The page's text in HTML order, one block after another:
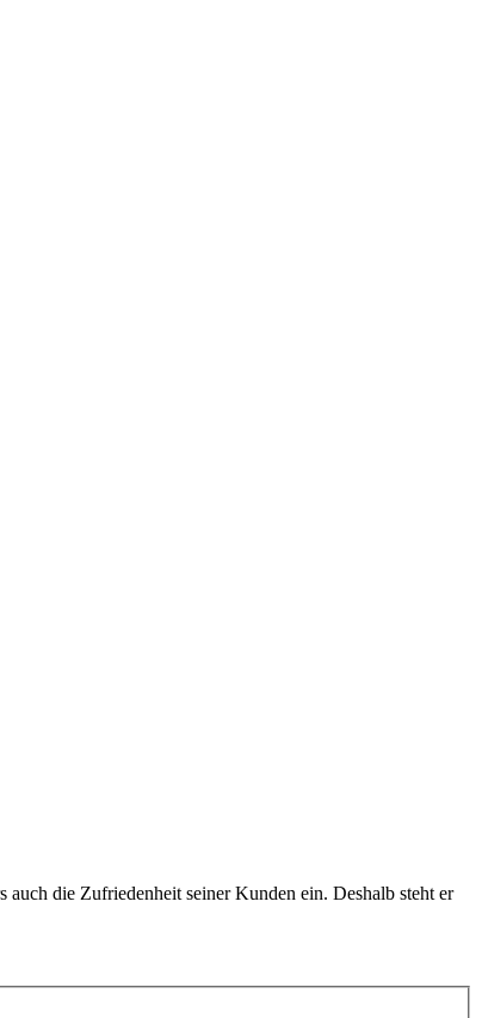
die Zufriedenheit seiner Kunden ein. Deshalb steht er